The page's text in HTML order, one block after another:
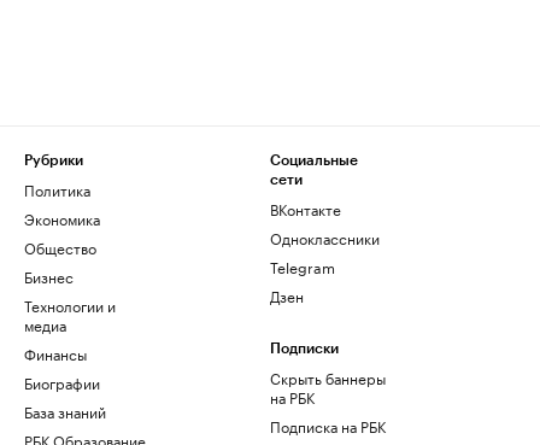
Рубрики
Политика
Экономика
Общество
Бизнес
Технологии и
медиа
Финансы
Биографии
База знаний
РБК Образование
Социальные
сети
ВКонтакте
Одноклассники
Telegram
Дзен
Подписки
Скрыть баннеры
на РБК
Подписка на РБК